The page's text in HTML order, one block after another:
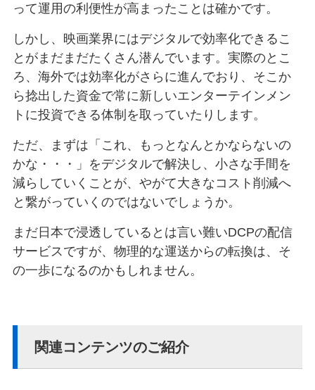
って運用の利便性が高まったことは確かです。
しかし、映画業界にはデジタルで効率化できるこ
とがまだまだたくさん潜んでいます。実際のとこ
ろ、海外では効率化がさらに進んでおり、そこか
ら捻出した資金で常に新しいエンターテインメン
トに投資できる体制を取っていたりします。
ただ、まずは「これ、もっとなんとかならないの
かな・・・」をデジタルで解決し、小さな手間を
減らしていくことが、やがて大きなコスト削減へ
と繋がっていくのではないでしょうか。
まだ日本で浸透しているとは言い難いDCPの配信
サービスですが、物理的な運送からの転換は、そ
の一歩になるのかもしれません。
関連コンテンツのご紹介